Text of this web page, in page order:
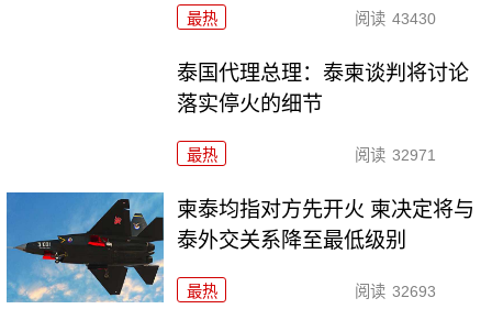
最热 阅读 43430
泰国代理总理：泰柬谈判将讨论
落实停火的细节
最热 阅读 32971
柬泰均指对方先开火 柬决定将与
泰外交关系降至最低级别
最热 阅读 32693